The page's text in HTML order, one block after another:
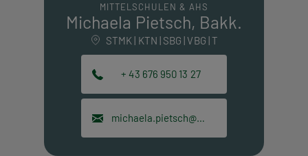
MITTELSCHULEN & AHS
Michaela Pietsch, Bakk.
STMK | KTN | SBG | VBG | T
+ 43 676 950 13 27